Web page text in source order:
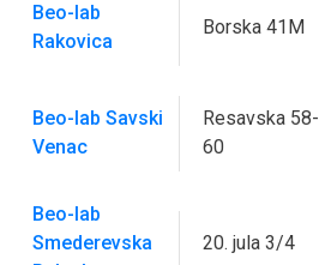
Beo-lab
Rakovica
Borska 41M
Beo-lab Savski
Venac
Resavska 58-
60
Beo-lab
Smederevska
20. jula 3/4